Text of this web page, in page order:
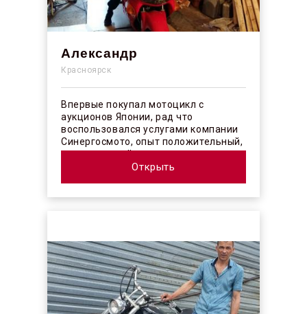
Александр
Красноярск
Впервые покупал мотоцикл с
аукционов Японии, рад что
воспользовался услугами компании
Синергосмото, опыт положительный,
коллектив действительно
профессионалы своего ...
Открыть